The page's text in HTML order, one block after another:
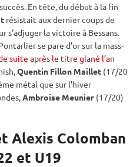
En tête, du début à la fin
résistait aux dernier coups de
s’adjuger la victoire à Bessans.
se pare d’or sur la mass-
suite après le titre glané l’an
Quentin Fillon Maillet (17/20
métal que sur l’hiver
Ambroise Meunier (17/20)
Alexis Colomban
et U19